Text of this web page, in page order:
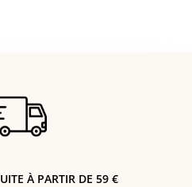
À PARTIR DE 59 €